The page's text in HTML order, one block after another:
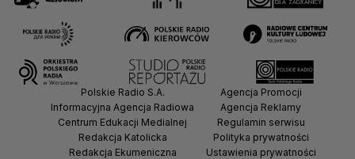
Polskie Radio S.A.
Informacyjna Agencja Radiowa
Centrum Edukacji Medialnej
Redakcja Katolicka
Redakcja Ekumeniczna
Agencja Promocji
Agencja Reklamy
Regulamin serwisu
Polityka prywatności
Ustawienia prywatności